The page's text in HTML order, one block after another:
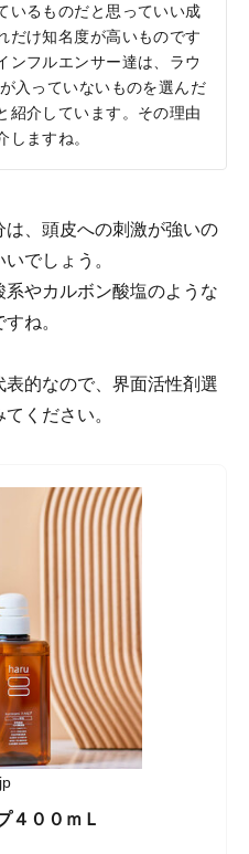
いるものだと思っていい成
だけ知名度が高いものです
ンフルエンサー達は、ラウ
入っていないものを選んだ
紹介しています。その理由
しますね。
、頭皮への刺激が強いの
でしょう。
やカルボン酸塩のような
ね。
的なので、界面活性剤選
ください。
４００ｍＬ